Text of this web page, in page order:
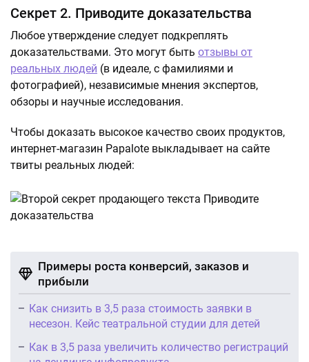
Секрет 2. Приводите доказательства
Любое утверждение следует подкреплять
доказательствами. Это могут быть отзывы от
реальных людей (в идеале, с фамилиями и
фотографией), независимые мнения экспертов,
обзоры и научные исследования.
Чтобы доказать высокое качество своих продуктов,
интернет-магазин Papalote выкладывает на сайте
твиты реальных людей:
Примеры роста конверсий, заказов и
прибыли
Как снизить в 3,5 раза стоимость заявки в
несезон. Кейс театральной студии для детей
Как в 3,5 раза увеличить количество регистраций